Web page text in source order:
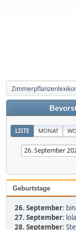
LISTE MONAT
Geburtstage
26. September:
27. September:
28. September: